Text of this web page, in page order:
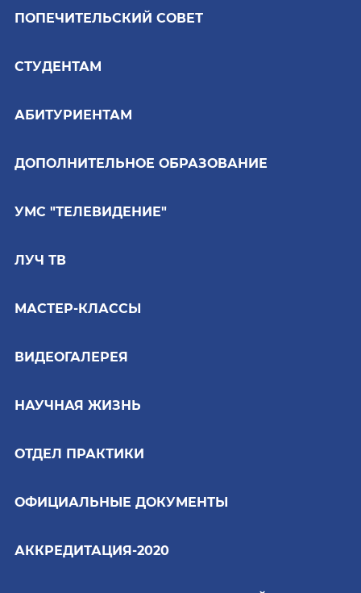
ПОПЕЧИТЕЛЬСКИЙ СОВЕТ
СТУДЕНТАМ
АБИТУРИЕНТАМ
ДОПОЛНИТЕЛЬНОЕ ОБРАЗОВАНИЕ
УМС "ТЕЛЕВИДЕНИЕ"
ЛУЧ ТВ
МАСТЕР-КЛАССЫ
ВИДЕОГАЛЕРЕЯ
НАУЧНАЯ ЖИЗНЬ
ОТДЕЛ ПРАКТИКИ
ОФИЦИАЛЬНЫЕ ДОКУМЕНТЫ
АККРЕДИТАЦИЯ-2020